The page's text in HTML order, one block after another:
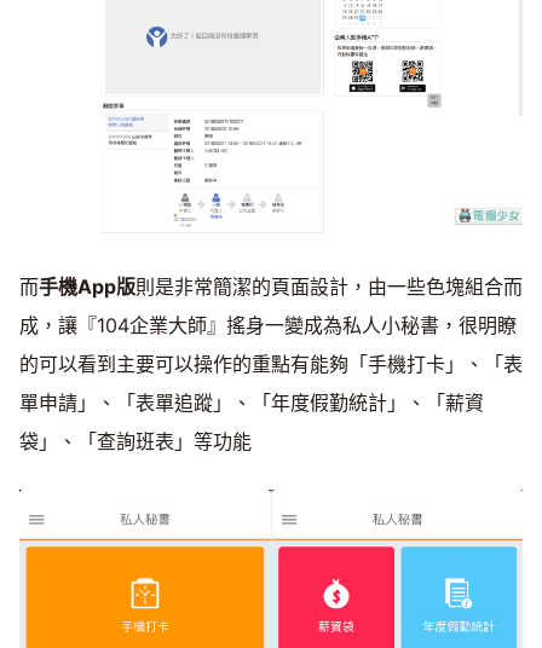
而手機App版則是非常簡潔的頁面設計，由一些色塊組合而
成，讓『104企業大師』搖身一變成為私人小秘書，很明瞭
的可以看到主要可以操作的重點有能夠「手機打卡」、「表
單申請」、「表單追蹤」、「年度假勤統計」、「薪資
袋」、「查詢班表」等功能